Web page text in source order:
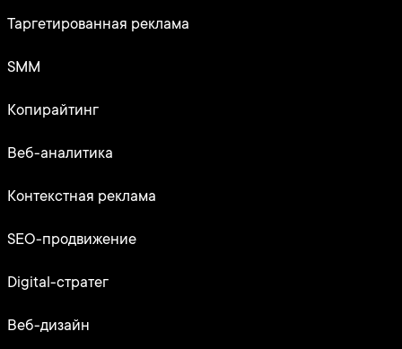
Таргетированная реклама
SMM
Копирайтинг
Веб-аналитика
Контекстная реклама
SEO-продвижение
Digital-стратег
Веб-дизайн